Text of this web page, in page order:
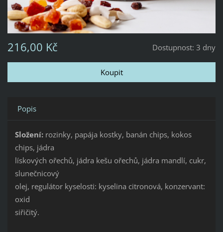
Dostupnost: 3 dny
216,00 Kč
Popis
Složení:rozinky, papája kostky, banán chips, kokos
chips, jádra
lískových ořechů, jádra kešu ořechů, jádra mandlí, cukr,
slunečnicový
olej, regulátor kyselosti: kyselina citronová, konzervant:
oxid
siřičitý.